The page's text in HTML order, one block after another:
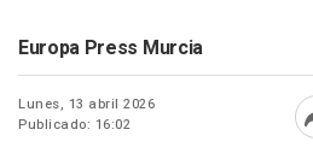
Europa Press Murcia
Lunes, 13 abril 2026
Publicado: 16:02